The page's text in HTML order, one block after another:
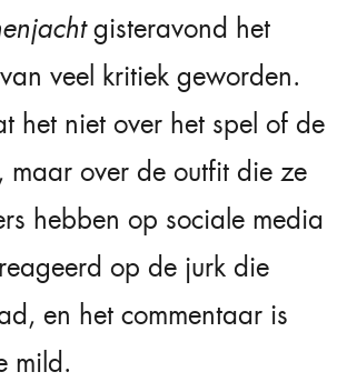
gisteravond het
veel kritiek geworden.
het niet over het spel of de
maar over de outfit die ze
hebben op sociale media
op de jurk die
en het commentaar is
mild.